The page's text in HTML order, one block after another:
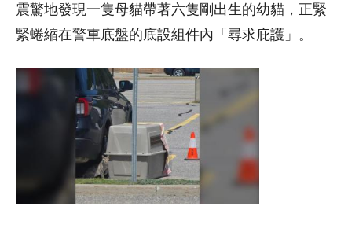
震驚地發現一隻母貓帶著六隻剛出生的幼貓，正緊
緊蜷縮在警車底盤的底設組件內「尋求庇護」。